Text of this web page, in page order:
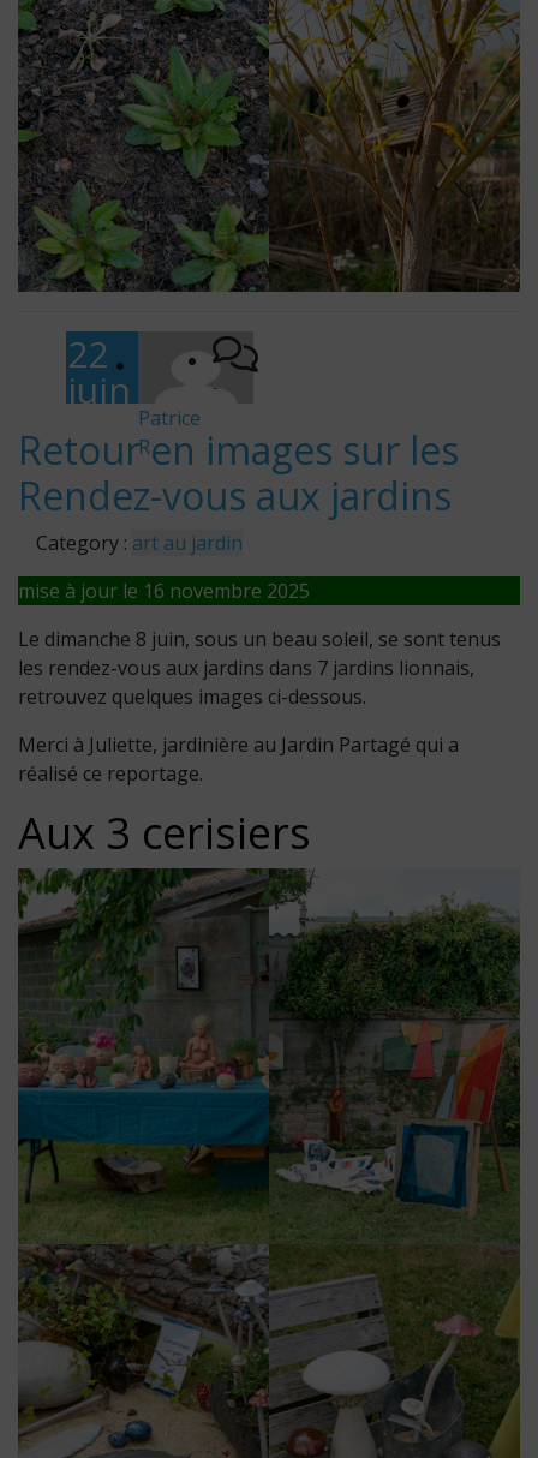
22
juin
202
5
Patrice
R
-
Retour en images sur les
Rendez-vous aux jardins
Category : art au jardin
mise à jour le 16 novembre 2025
Le dimanche 8 juin, sous un beau soleil, se sont tenus
les rendez-vous aux jardins dans 7 jardins lionnais,
retrouvez quelques images ci-dessous.
Merci à Juliette, jardinière au Jardin Partagé qui a
réalisé ce reportage.
Aux 3 cerisiers